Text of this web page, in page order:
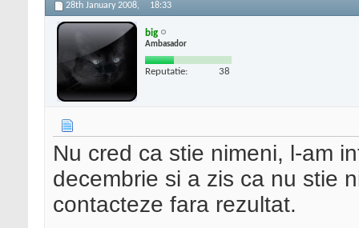
28th January 2008, 18:33
big
Ambasador
Reputatie: 38
Nu cred ca stie nimeni, l-am
decembrie si a zis ca nu stie
contacteze fara rezultat.